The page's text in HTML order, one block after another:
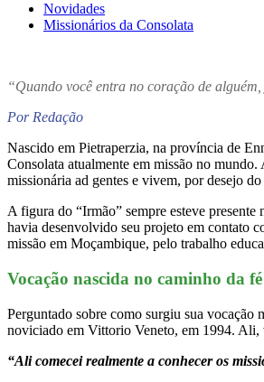
Novidades
Missionários da Consolata
“Quando você entra no coração de
Por Redação
Nascido em Pietraperzia, na província de
Consolata atualmente em missão no
missionária ad gentes e vivem, por desejo
A figura do “Irmão” sempre esteve
havia desenvolvido seu projeto em contato
missão em Moçambique, pelo trabalho
Vocação nascida no caminho da fé
Perguntado sobre como surgiu sua
noviciado em Vittorio Veneto, em 1994. Ali,
“Ali comecei realmente a conhecer os